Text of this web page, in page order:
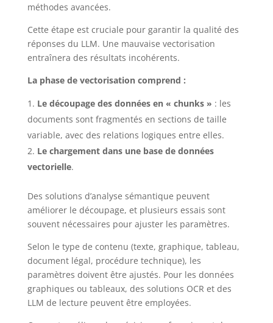
méthodes avancées.
Cette étape est cruciale pour garantir la qualité des
réponses du LLM. Une mauvaise vectorisation
entraînera des résultats incohérents.
La phase de vectorisation comprend :
Le découpage des données en « chunks » : les
documents sont fragmentés en sections de taille
variable, avec des relations logiques entre elles.
Le chargement dans une base de données
vectorielle.
Des solutions d’analyse sémantique peuvent
améliorer le découpage, et plusieurs essais sont
souvent nécessaires pour ajuster les paramètres.
Selon le type de contenu (texte, graphique, tableau,
document légal, procédure technique), les
paramètres doivent être ajustés. Pour les données
graphiques ou tableaux, des solutions OCR et des
LLM de lecture peuvent être employées.